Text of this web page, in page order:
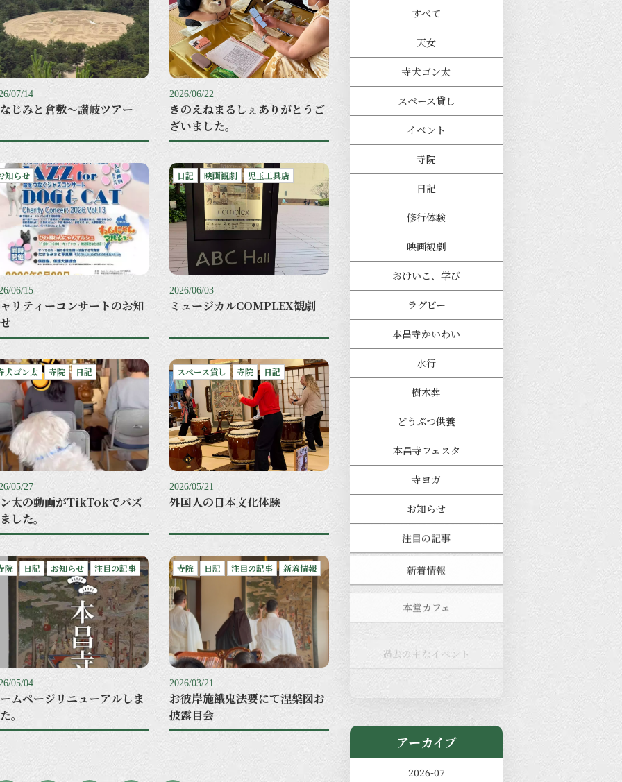
07/14
じみと倉敷〜讃岐ツアー
2026/06/22
きのえねまるしぇありがとうご
ざいました。
知らせ
06/15
リティーコンサートのお知
日記 映画観劇 児玉工具店
2026/06/03
ミュージカルCOMPLEX観劇
犬ゴン太 寺院 日記
05/27
太の動画がTikTokでバズ
した。
スペース貸し 寺院 日記
2026/05/21
外国人の日本文化体験
院 日記 お知らせ 注目の記事
05/04
ムページリニューアルしま
。
寺院 日記 注目の記事 新着情報
2026/03/21
お彼岸施餓鬼法要にて涅槃図お
披露目会
すべて
天女
寺犬ゴン太
スペース貸し
イベント
寺院
日記
修行体験
映画観劇
おけいこ、学び
ラグビー
本昌寺かいわい
水行
樹木葬
どうぶつ供養
本昌寺フェスタ
寺ヨガ
お知らせ
注目の記事
新着情報
本堂カフェ
過去の主なイベント
児玉工具店
きのえねまるしぇ
アーカイブ
2026-07